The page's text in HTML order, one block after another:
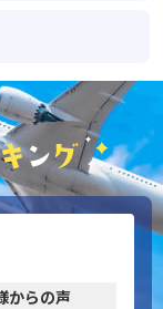
からの声